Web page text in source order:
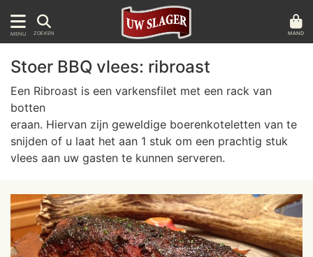
MENU ZOEKEN MAND
Stoer BBQ vlees: ribroast
Een Ribroast is een varkensfilet met een rack van
botten
eraan. Hiervan zijn geweldige boerenkoteletten van te
snijden of u laat het aan 1 stuk om een prachtig stuk
vlees aan uw gasten te kunnen serveren.